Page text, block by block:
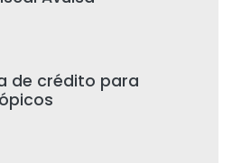
de crédito para